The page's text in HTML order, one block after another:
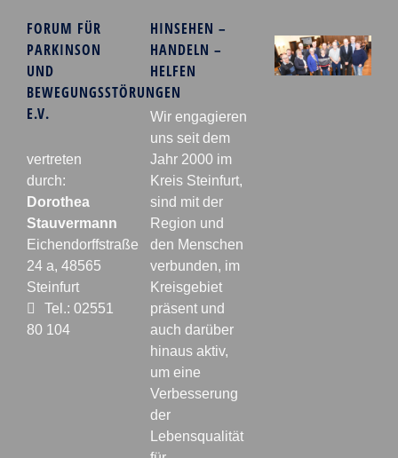
FORUM FÜR
PARKINSON
UND
BEWEGUNGSSTÖRUNGEN
E.V.
vertreten
durch:
Dorothea
Stauvermann
Eichendorffstraße
24 a, 48565
Steinfurt
Tel.: 02551
80 104
HINSEHEN –
HANDELN –
HELFEN
Wir engagieren
uns seit dem
Jahr 2000 im
Kreis Steinfurt,
sind mit der
Region und
den Menschen
verbunden, im
Kreisgebiet
präsent und
auch darüber
hinaus aktiv,
um eine
Verbesserung
der
Lebensqualität